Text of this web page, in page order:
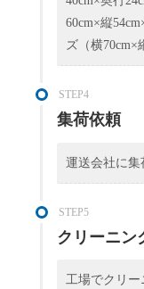
60cm×縦
ズ（横70cm×
STEP4
集荷依頼
運送会社に集
STEP5
クリーニン
工場でクリー